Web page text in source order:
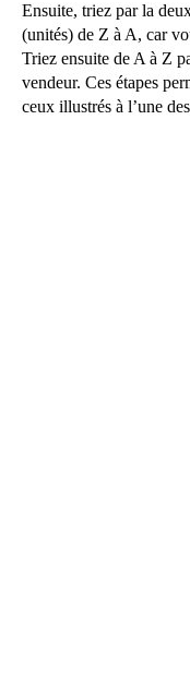
Ensuite, triez par la
(unités) de Z à A, car
Triez ensuite de A à Z
vendeur. Ces étapes
ceux illustrés à l’une